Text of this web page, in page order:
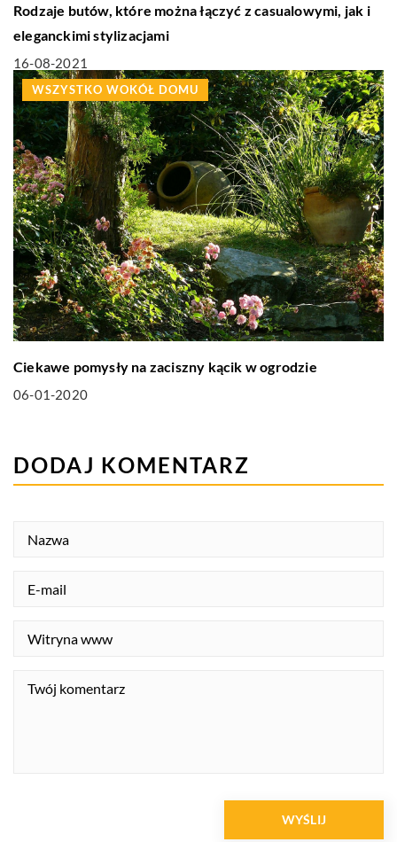
Rodzaje butów, które można łączyć z casualowymi, jak i
eleganckimi stylizacjami
16-08-2021
WSZYSTKO WOKÓŁ DOMU
Ciekawe pomysły na zaciszny kącik w ogrodzie
06-01-2020
DODAJ KOMENTARZ